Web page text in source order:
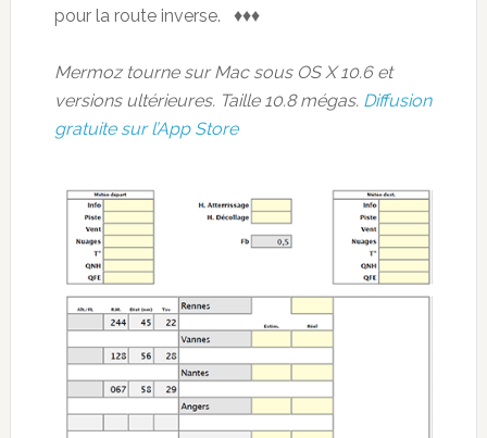
pour la route inverse. ♦♦♦
Mermoz tourne sur Mac sous OS X 10.6 et
versions ultérieures. Taille 10.8 mégas. Diffusion
gratuite sur l’App Store